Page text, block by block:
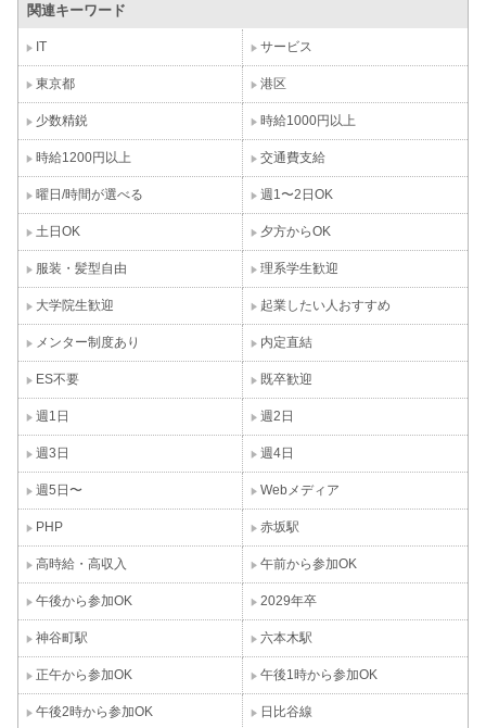
関連キーワード
IT サービス
東京都 港区
少数精鋭 時給1000円以上
時給1200円以上 交通費支給
曜日/時間が選べる 週1〜2日OK
土日OK 夕方からOK
服装・髪型自由 理系学生歓迎
大学院生歓迎 起業したい人おすすめ
メンター制度あり 内定直結
ES不要 既卒歓迎
週1日 週2日
週3日 週4日
週5日〜 Webメディア
PHP 赤坂駅
高時給・高収入 午前から参加OK
午後から参加OK 2029年卒
神谷町駅 六本木駅
正午から参加OK 午後1時から参加OK
午後2時から参加OK 日比谷線